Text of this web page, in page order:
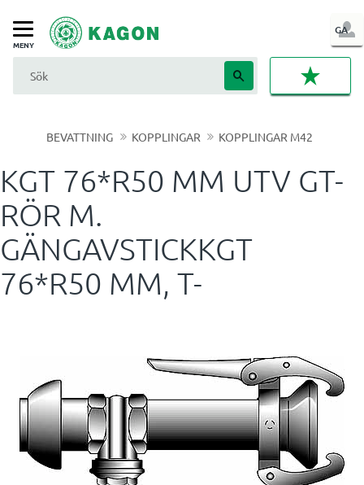
Meny
GA
IN
BEVATTNING KOPPLINGAR KOPPLINGAR M42
KGT 76*R50 MM UTV GT-
RÖR M.
GÄNGAVSTICKKGT
76*R50 MM, T-